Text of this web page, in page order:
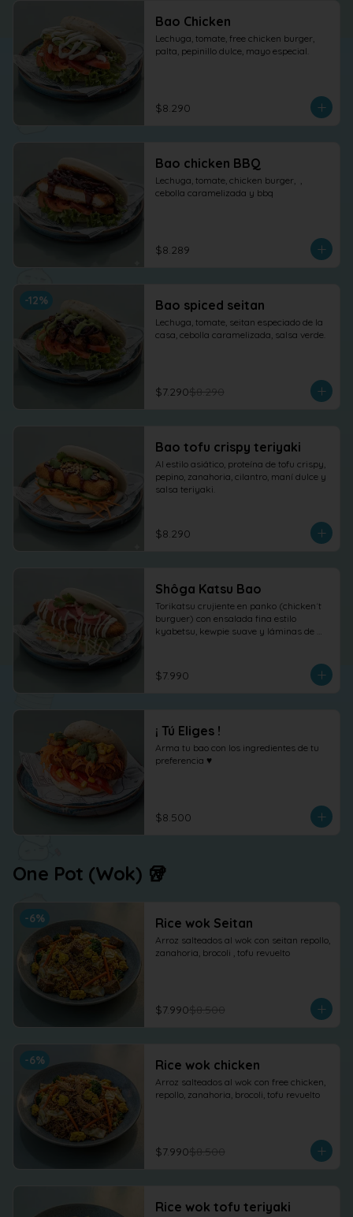
Bao Chicken
Lechuga, tomate, free chicken burger,
palta, pepinillo dulce, mayo especial.
$8.290
Bao chicken BBQ
Lechuga, tomate, chicken burger,  ,
cebolla caramelizada y bbq
$8.289
-12% Bao spiced seitan
Lechuga, tomate, seitan especiado de la
casa, cebolla caramelizada, salsa verde.
$7.290$8.290
Bao tofu crispy teriyaki
Al estilo asiático, proteína de tofu crispy,
pepino, zanahoria, cilantro, maní dulce y
salsa teriyaki.
$8.290
Shôga Katsu Bao
Torikatsu crujiente en panko (chicken´t
burguer) con ensalada fina estilo
kyabetsu, kewpie suave y láminas de
cilantro fresco.
$7.990
¡ Tú Eliges !
Arma tu bao con los ingredientes de tu
preferencia ♥
$8.500
One Pot (Wok) 🥡
-6% Rice wok Seitan
Arroz salteados al wok con seitan repollo,
zanahoria, brocoli , tofu revuelto
$7.990$8.500
-6% Rice wok chicken
Arroz salteados al wok con free chicken,
repollo, zanahoria, brocoli, tofu revuelto
$7.990$8.500
Rice wok tofu teriyaki